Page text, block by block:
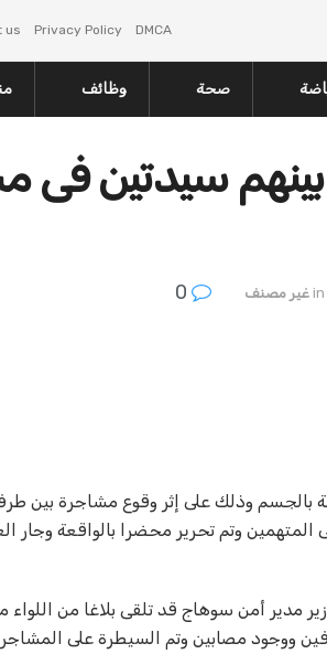
DMCA
Privacy Policy
us
صحة وظائف
بينهم سيدتين
in غير مصنف
متفرقة بالجسم وذلك على إثر وقوع
وتم تحرير محضرا بالواقعة وجار
مدير أمن سوهاج قد تلقى بلاغا من
ووجود مصابين وتم السيطرة على